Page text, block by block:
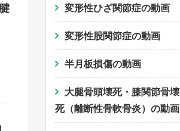
変形性ひざ関節症の動画
変形性股関節症の動画
半月板損傷の動画
大腿骨頭壊死・膝関節骨壊
死（離断性骨軟骨炎）の動画